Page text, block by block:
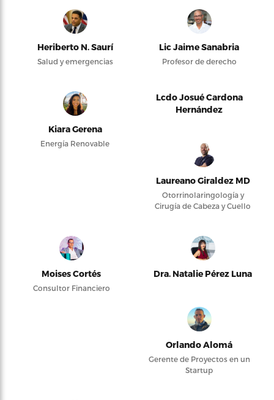
Heriberto N. Saurí
Salud y emergencias
Lic Jaime Sanabria
Profesor de derecho
Kiara Gerena
Energía Renovable
Lcdo Josué Cardona
Hernández
Laureano Giraldez MD
Otorrinolaringología y
Cirugía de Cabeza y Cuello
Moises Cortés
Consultor Financiero
Dra. Natalie Pérez Luna
Orlando Alomá
Gerente de Proyectos en un
Startup